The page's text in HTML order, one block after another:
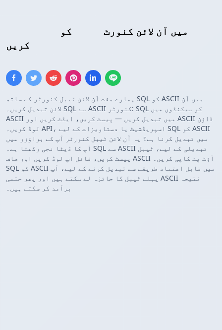
میں آن لائن کنورٹ
کریں
ہمارے مفت آن لائن ٹیبل کنورٹر کے ساتھ SQL کو ASCII میں آن
لائن تبدیل کریں۔ SQL سے ASCII کنورٹر: SQL کو سیکنڈوں میں
ASCII میں تبدیل کریں — پیسٹ کریں، ایڈٹ کریں اور ASCII ڈاؤن
لوڈ کریں۔ API، اسپریڈشیٹ یا دستاویزات کے لیے SQL کو ASCII
میں تبدیل کرنا ہے؟ یہ آن لائن ٹیبل کنورٹر آپ کے براؤزر میں
آپ کا ڈیٹا نجی رکھتا ہے۔ SQL سے ASCII تبدیلی کے لیے، ٹیبل
پیسٹ کریں، فائل اپ لوڈ کریں اور صاف ASCII آؤٹ پٹ کاپی کریں۔
SQL کو ASCII میں قابل اعتماد طریقے سے تبدیل کرنے کے لیے، آپ
پہلے ٹیبل کا جائزہ لے سکتے ہیں اور پھر حتمی ASCII نتیجہ
برآمد کر سکتے ہیں۔